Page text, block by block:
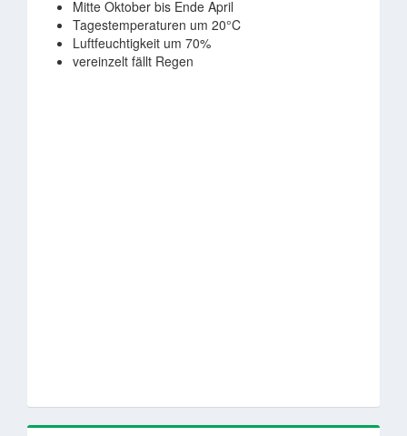
Mitte Oktober bis Ende April
Tagestemperaturen um 20°C
Luftfeuchtigkeit um 70%
vereinzelt fällt Regen